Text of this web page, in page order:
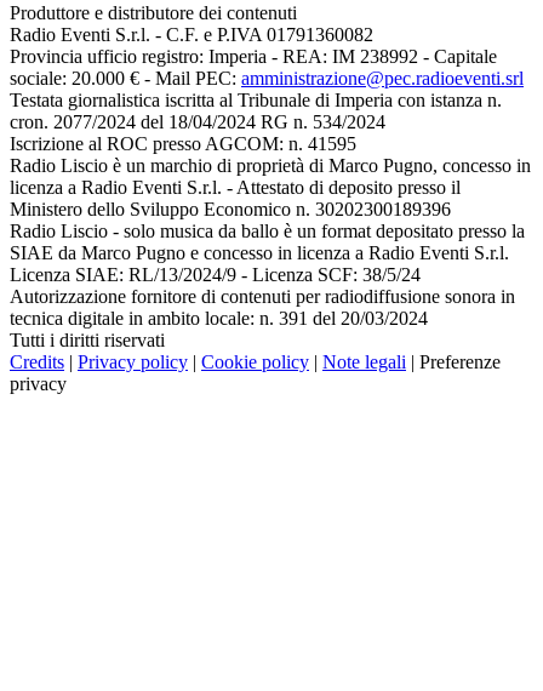
Produttore e distributore dei contenuti
Radio Eventi S.r.l. - C.F. e P.IVA 01791360082
Provincia ufficio registro: Imperia - REA: IM 238992 - Capitale
sociale: 20.000 € - Mail PEC: amministrazione@pec.radioeventi.srl
Testata giornalistica iscritta al Tribunale di Imperia con istanza n.
cron. 2077/2024 del 18/04/2024 RG n. 534/2024
Iscrizione al ROC presso AGCOM: n. 41595
Radio Liscio è un marchio di proprietà di Marco Pugno, concesso in
licenza a Radio Eventi S.r.l. - Attestato di deposito presso il
Ministero dello Sviluppo Economico n. 30202300189396
Radio Liscio - solo musica da ballo è un format depositato presso la
SIAE da Marco Pugno e concesso in licenza a Radio Eventi S.r.l.
Licenza SIAE: RL/13/2024/9 - Licenza SCF: 38/5/24
Autorizzazione fornitore di contenuti per radiodiffusione sonora in
tecnica digitale in ambito locale: n. 391 del 20/03/2024
Tutti i diritti riservati
Credits | Privacy policy | Cookie policy | Note legali | Preferenze
privacy